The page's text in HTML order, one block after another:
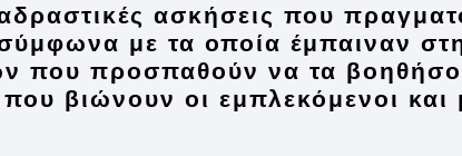
ασκήσεις που
με τα οποία έμπαιναν
που προσπαθούν να τα
βιώνουν οι εμπλεκόμενοι και